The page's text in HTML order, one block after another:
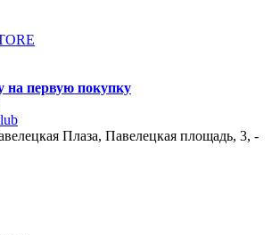
на первую покупку
Плаза, Павелецкая площадь, 3, -